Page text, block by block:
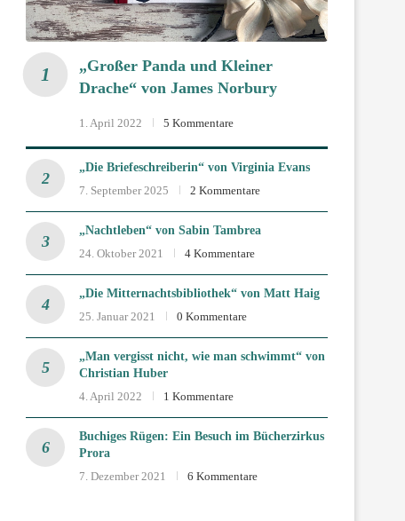
„Großer Panda und Kleiner
Drache“ von James Norbury
1. April 2022 5 Kommentare
„Die Briefeschreiberin“ von Virginia Evans
7. September 2025
2 Kommentare
„Nachtleben“ von Sabin Tambrea
24. Oktober 2021
4 Kommentare
„Die Mitternachtsbibliothek“ von Matt Haig
25. Januar 2021
0 Kommentare
„Man vergisst nicht, wie man schwimmt“ von
Christian Huber
4. April 2022
1 Kommentare
Buchiges Rügen: Ein Besuch im Bücherzirkus
Prora
7. Dezember 2021
6 Kommentare